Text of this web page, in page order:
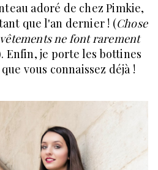
adoré de chez Pimkie,
que l'an dernier ! (Chose
ne font rarement
Enfin, je porte les bottines
vous connaissez déjà !